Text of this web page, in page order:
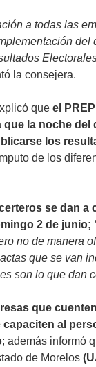
a todas las
del
la consejera.
que el
que la noche del
los
de los
se dan a
2 de junio;
no de manera
que se van
son lo que dan
que
capaciten al
; además informó
de Morelos